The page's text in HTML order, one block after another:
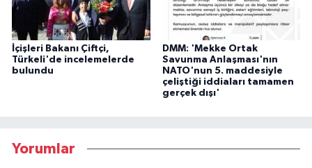
İçişleri Bakanı Çiftçi,
Türkeli'de incelemelerde
bulundu
DMM: 'Mekke Ortak
Savunma Anlaşması'nın
NATO'nun 5. maddesiyle
çeliştiği iddiaları tamamen
gerçek dışı'
Yorumlar